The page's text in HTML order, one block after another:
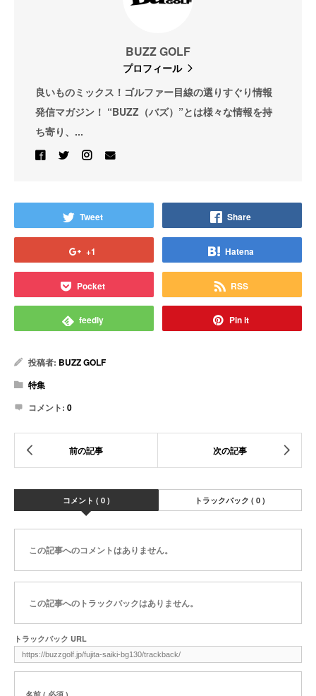
BUZZ GOLF
プロフィール
良いものミックス！ゴルファー目線の選りすぐり情報
発信マガジン！ “BUZZ（バズ）”とは様々な情報を持
ち寄り、...
Tweet Share
+1 Hatena
Pocket RSS
feedly Pin it
投稿者: BUZZ GOLF
特集
コメント: 0
コメント ( 0 ) トラックバック ( 0 )
この記事へのコメントはありません。
この記事へのトラックバックはありません。
トラックバック URL